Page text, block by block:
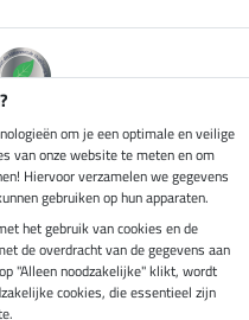
om je een optimale en veilige
van onze website te meten en om
Hiervoor verzamelen we gegevens
gebruiken op hun apparaten.
het gebruik van cookies en de
de overdracht van de gegevens aan
"Alleen noodzakelijke" klikt, wordt
cookies, die essentieel zijn